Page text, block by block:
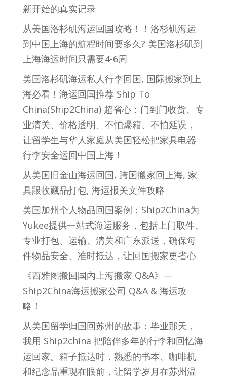
新开始的真实记录
从美国洛杉矶海运回国攻略！！洛杉矶海运
到中国上海的航程时间要多久? 美国洛杉矶到
上海海运时间只需要4-6周
美国洛杉矶海运私人行李回国, 国际搬家到上
海必看！海运回国推荐 Ship To
China(Ship2China) 超省心：门到门收货、专
业清关、价格透明、不怕爆箱、不怕延误，
让留学生与华人家庭从美国轻松把家具电器
行李安全运回中国上海！
从美国旧金山海运回国, 跨国搬家回上海, 家
具跟收藏品打包, 海运报关文件攻略
美国加州个人物品回国案例：Ship2China为
Yukee提供一站式海运服务，包括上门取件、
专业打包、运输、清关和广东派送，确保每
件物品安全、准时抵达，让回国搬家更省心
《西雅图搬回国內上海搬家 Q&A》—
Ship2China海运搬家公司 Q&A & 海运攻
略！
从美国留学归国回苏州的故事：毕业那天，
我用 Ship2china 把陪伴多年的行李和回忆海
运回家。箱子抵达时，熟悉的书本、咖啡机
和纪念品重现在眼前，让留学岁月在苏州温